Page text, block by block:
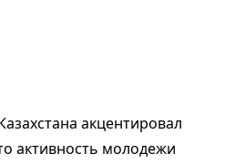
акцентировал
активность молодежи